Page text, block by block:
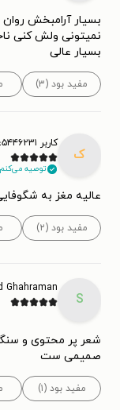
بسیار آرامبخش
نمیتونی ولش کنی
بسیار عالی
مفید بود (۳)
ک
کاربر ۵۴۴۶۲۳۱عالیه به امید بهترین ها
توصیه
عالیه مغز به
مفید بود (۲)
S
Ghahraman
شعر پر محتوی و
صمیمی ست
مفید بود (۱)